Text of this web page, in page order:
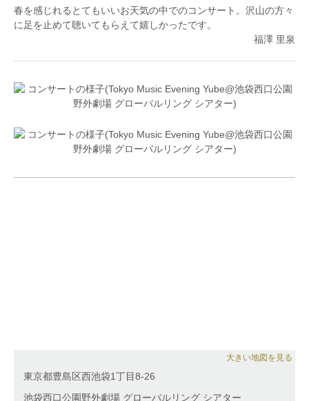
巧の各氏に師事。
兵庫芸術文化センター管弦楽団コアメンバーとレジデ
ント・プレイヤーを経て現在、ソロ・室内楽・オーケ
Twitter@Satomivn8
として唯一の入賞、第4位。2010年ショパン国際ピア
ノコンクール出場。第11回J.ザレンプスキ、L.ゴドフ
スキ、Premio Accademia 2015(ローマ)など各国際コ
テ)、ガーシュイン国際音楽コンクール(ニューヨーク)
など国内外のコンクールにて多数入賞。これまでにオ
め、国内外の著名なオーケストラと共演。 日本、ポ
ーランド、イタリアを中心に各国でのリサイタルにも
春を感じれるとてもいいお天気の中でのコンサート。沢山の方々
に足を止めて聴いてもらえて嬉しかったです。
福澤 里泉
大きい地図を見る
東京都豊島区西池袋1丁目8-26
池袋西口公園野外劇場 グローバルリング シアター